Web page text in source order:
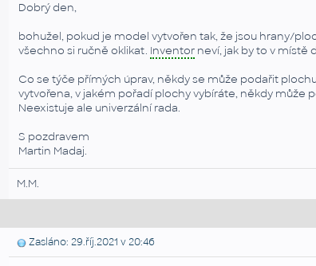
Dobrý den,
bohužel, pokud je model vytvořen tak, že jsou hrany/
všechno si ručně oklikat. Inventorneví, jak by to v místě
Co se týče přímých úprav, někdy se může podařit
vytvořena, v jakém pořadí plochy vybíráte, někdy
Neexistuje ale univerzální rada.
S pozdravem
Martin Madaj.
M.M.
Zasláno: 29.říj.2021 v 20:46